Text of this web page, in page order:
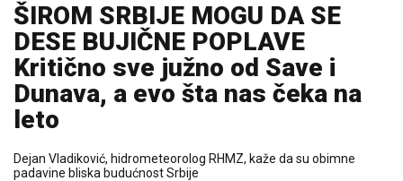
ŠIROM SRBIJE MOGU DA SE
DESE BUJIČNE POPLAVE
Kritično sve južno od Save i
Dunava, a evo šta nas čeka na
leto
Dejan Vladiković, hidrometeorolog RHMZ, kaže da su obimne
padavine bliska budućnost Srbije